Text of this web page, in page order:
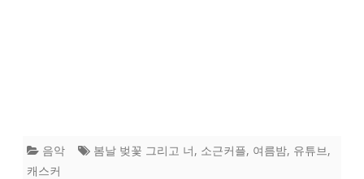
음악 봄날 벚꽃 그리고 너, 소근커플, 여름밤, 유튜브,
캐스커